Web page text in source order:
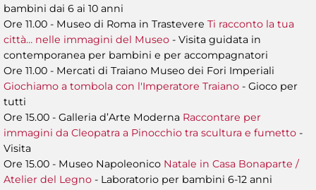
bambini dai 6 ai 10 anni
Ore 11.00 - Museo di Roma in Trastevere Ti racconto la tua
città… nelle immagini del Museo - Visita guidata in
contemporanea per bambini e per accompagnatori
Ore 11.00 - Mercati di Traiano Museo dei Fori Imperiali
Giochiamo a tombola con l'Imperatore Traiano - Gioco per
tutti
Ore 15.00 - Galleria d’Arte Moderna Raccontare per
immagini da Cleopatra a Pinocchio tra scultura e fumetto -
Visita
Ore 15.00 - Museo Napoleonico Natale in Casa Bonaparte /
Atelier del Legno - Laboratorio per bambini 6-12 anni